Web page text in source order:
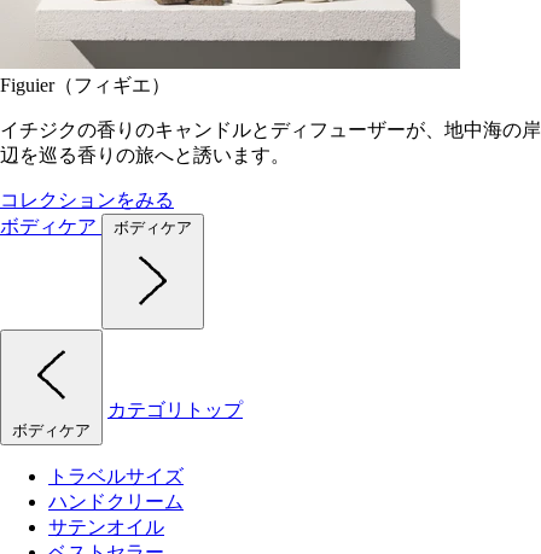
Figuier（フィギエ）
イチジクの香りのキャンドルとディフューザーが、地中海の岸
辺を巡る香りの旅へと誘います。
コレクションをみる
ボディケア
ボディケア
ボディケア
カテゴリトップ
トラベルサイズ
ハンドクリーム
サテンオイル